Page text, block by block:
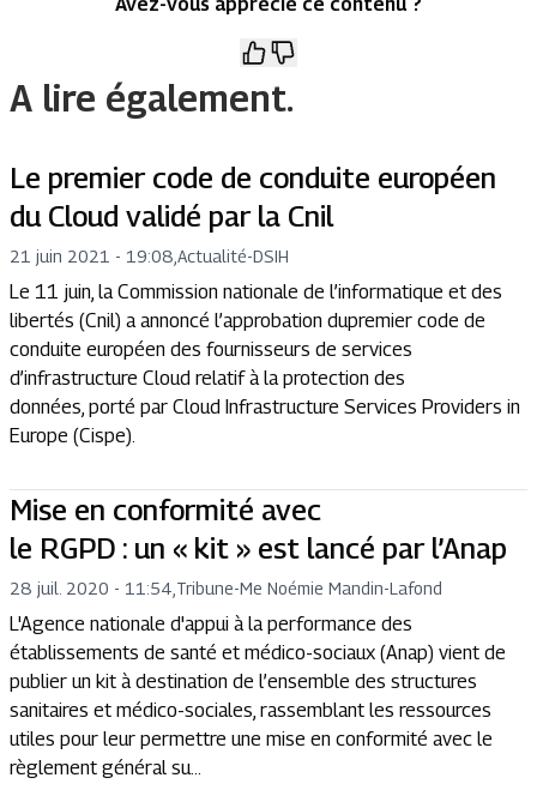
A lire également.
Le premier code de conduite européen
du Cloud validé par la Cnil
21 juin 2021 - 19:08 Actualité-DSIH
Le 11 juin, la Commission nationale de l’informatique et des
libertés (Cnil) a annoncé l’approbation dupremier code de
conduite européen des fournisseurs de services
d’infrastructure Cloud relatif à la protection des
données, porté par Cloud Infrastructure Services Providers in
Europe (Cispe).
Mise en conformité avec
le RGPD : un « kit » est lancé par l’Anap
28 juil. 2020 - 11:54 Tribune-Me Noémie Mandin-Lafond
L'Agence nationale d'appui à la performance des
établissements de santé et médico-sociaux (Anap) vient de
publier un kit à destination de l’ensemble des structures
sanitaires et médico-sociales, rassemblant les ressources
utiles pour leur permettre une mise en conformité avec le
règlement général su...